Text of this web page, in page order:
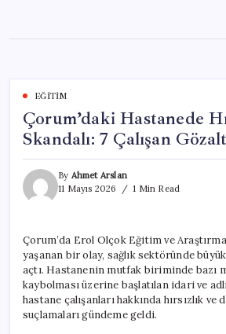
content
EĞITIM
Çorum’daki Hastanede
Skandalı: 7 Çalışan
By Ahmet Arslan
11 Mayıs 2026
1 Min Read
Çorum’da Erol Olçok Eğitim ve
yaşanan bir olay, sağlık sektöründe
açtı. Hastanenin mutfak biriminde bazı
kaybolması üzerine başlatılan idari ve
hastane çalışanları hakkında hırsızlık ve
suçlamaları gündeme geldi.